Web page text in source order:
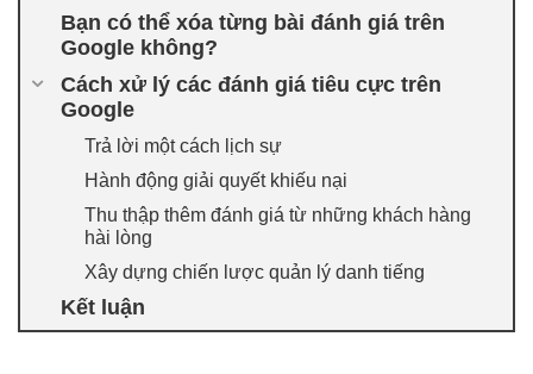
Bạn có thể xóa từng bài đánh giá trên
Google không?
Cách xử lý các đánh giá tiêu cực trên
Google
Trả lời một cách lịch sự
Hành động giải quyết khiếu nại
Thu thập thêm đánh giá từ những khách hàng
hài lòng
Xây dựng chiến lược quản lý danh tiếng
Kết luận